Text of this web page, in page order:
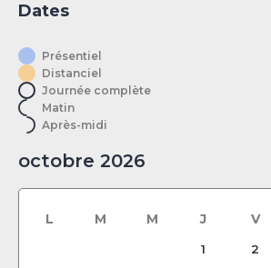
Dates
Présentiel
Distanciel
Journée complète
Matin
Après-midi
octobre 2026
L M M J V
1 2